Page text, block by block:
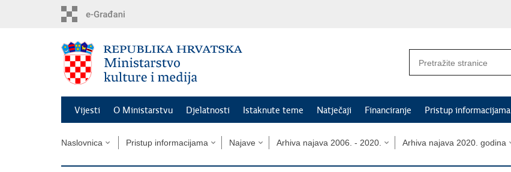
Vijesti O Ministarstvu Djelatnosti Istaknute teme Natječaji Financiranje Pristup informacijama
Naslovnica Pristup informacijama Najave Arhiva najava 2006. - 2020. Arhiva najava 2020. godina